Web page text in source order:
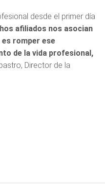
desde el primer día
afiliados nos asocian
romper ese
de la vida profesional,
Director de la